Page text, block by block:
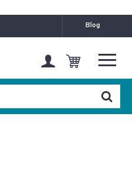
blog